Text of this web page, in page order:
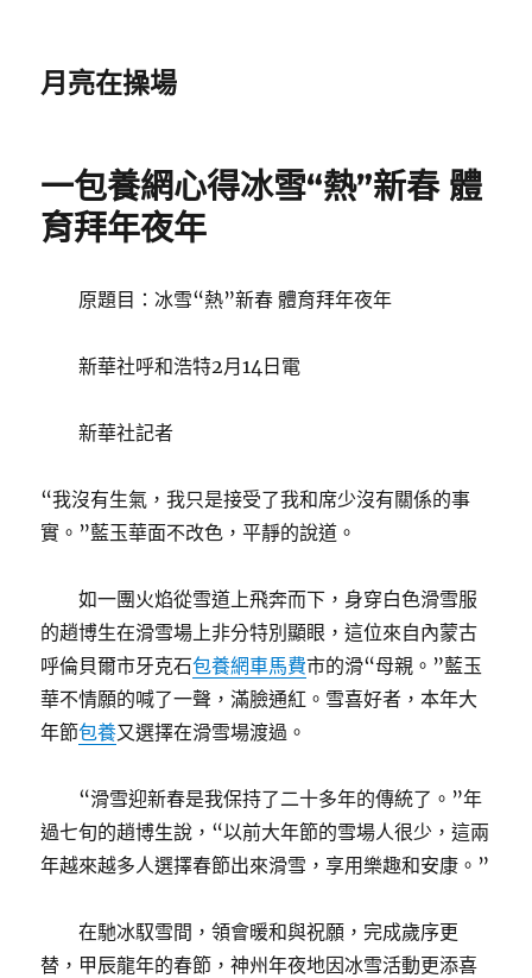
月亮在操場
一包養網心得冰雪“熱”新春 體
育拜年夜年
原題目：冰雪“熱”新春 體育拜年夜年
新華社呼和浩特2月14日電
新華社記者
“我沒有生氣，我只是接受了我和席少沒有關係的事
實。”藍玉華面不改色，平靜的說道。
如一團火焰從雪道上飛奔而下，身穿白色滑雪服
的趙博生在滑雪場上非分特別顯眼，這位來自內蒙古
呼倫貝爾市牙克石包養網車馬費市的滑“母親。”藍玉
華不情願的喊了一聲，滿臉通紅。雪喜好者，本年大
年節包養又選擇在滑雪場渡過。
“滑雪迎新春是我保持了二十多年的傳統了。”年
過七旬的趙博生說，“以前大年節的雪場人很少，這兩
年越來越多人選擇春節出來滑雪，享用樂趣和安康。”
在馳冰馭雪間，領會暖和與祝願，完成歲序更
替，甲辰龍年的春節，神州年夜地因冰雪活動更添喜